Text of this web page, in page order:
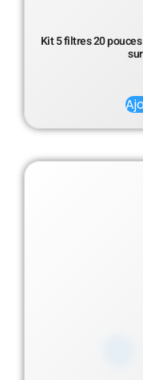
Kit 5 filtres 20